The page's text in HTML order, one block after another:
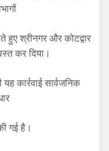
हुए श्रीनगर और कोटद्वार
कर दिया।
कार्रवाई सार्वजनिक
गई है।